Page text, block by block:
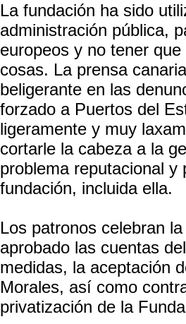
La fundación ha sido
administración pública,
europeos y no tener
cosas. La prensa
beligerante en las
forzado a Puertos del
ligeramente y muy
cortarle la cabeza a la
problema reputacional y
fundación, incluida ella.
Los patronos celebran
aprobado las cuentas
medidas, la aceptación
Morales, así como
privatización de la